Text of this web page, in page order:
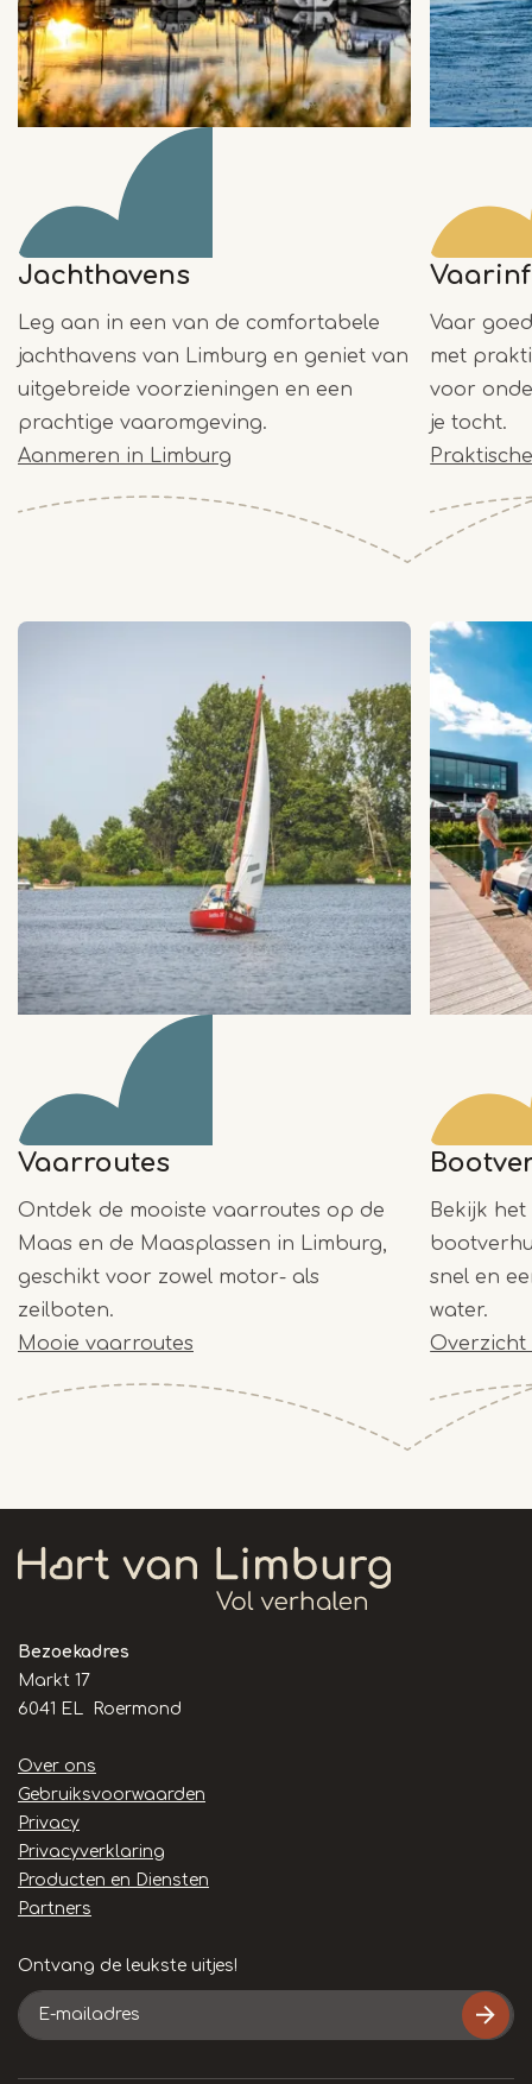
Jachthavens
Leg aan in een van de comfortabele
jachthavens van Limburg en geniet van
uitgebreide voorzieningen en een
prachtige vaaromgeving.
Aanmeren in Limburg
Vaar
met
voor
je tocht.
Vaarroutes
Ontdek de mooiste vaarroutes op de
Maas en de Maasplassen in Limburg,
geschikt voor zowel motor- als
zeilboten.
Mooie vaarroutes
Bekijk
snel en
water.
Bezoekadres
Markt 17
6041 EL Roermond
Handige
links
Over ons
Gebruiksvoorwaarden
Privacy
Privacyverklaring
Producten en Diensten
Partners
Ontvang de leukste uitjes!
E-
mailadres